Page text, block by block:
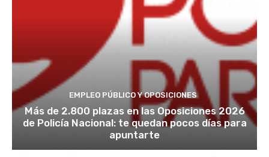
EMPLEO PÚBLICO Y OPOSICIONES
Más de 2.800 plazas en las Oposiciones 2026
de Policía Nacional: te quedan pocos días para
apuntarte